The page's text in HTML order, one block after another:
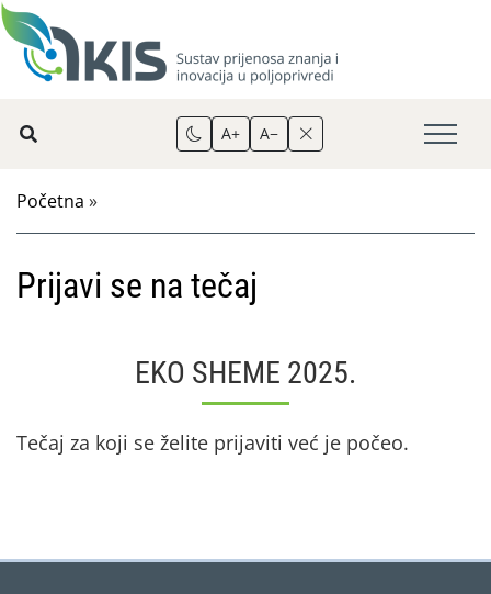
A+ A−
Početna »
Prijavi se na tečaj
EKO SHEME 2025.
Tečaj za koji se želite prijaviti već je počeo.